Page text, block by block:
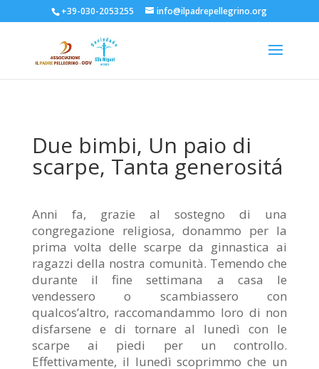
+39-030-2053255 info@ilpadrepellegrino.org
Due bimbi, Un paio di
scarpe, Tanta generositá
Anni fa, grazie al sostegno di una
congregazione religiosa, donammo per la
prima volta delle scarpe da ginnastica ai
ragazzi della nostra comunità. Temendo che
durante il fine settimana a casa le
vendessero o scambiassero con
qualcos’altro, raccomandammo loro di non
disfarsene e di tornare al lunedì con le
scarpe ai piedi per un controllo.
Effettivamente, il lunedì scoprimmo che un